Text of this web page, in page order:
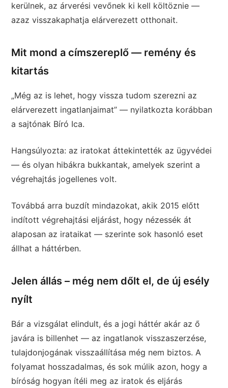
kerülnek, az árverési vevőnek ki kell költöznie —
azaz visszakaphatja elárverezett otthonait.
Mit mond a címszereplő — remény és
kitartás
„Még az is lehet, hogy vissza tudom szerezni az
elárverezett ingatlanjaimat” — nyilatkozta korábban
a sajtónak Bíró Ica.
Hangsúlyozta: az iratokat áttekintették az ügyvédei
— és olyan hibákra bukkantak, amelyek szerint a
végrehajtás jogellenes volt.
Továbbá arra buzdít mindazokat, akik 2015 előtt
indított végrehajtási eljárást, hogy nézessék át
alaposan az irataikat — szerinte sok hasonló eset
állhat a háttérben.
Jelen állás – még nem dőlt el, de új esély
nyílt
Bár a vizsgálat elindult, és a jogi háttér akár az ő
javára is billenhet — az ingatlanok visszaszerzése,
tulajdonjogának visszaállítása még nem biztos. A
folyamat hosszadalmas, és sok múlik azon, hogy a
bíróság hogyan ítéli meg az iratok és eljárás